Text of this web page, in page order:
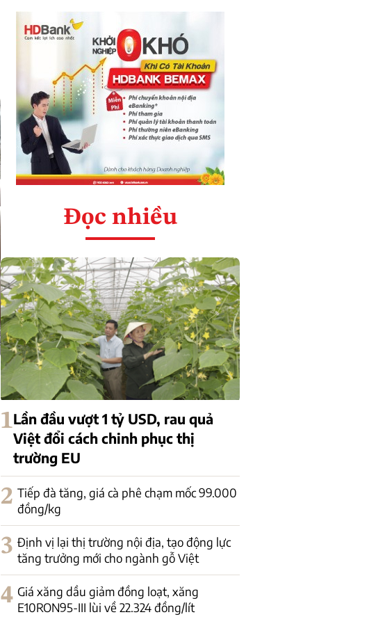
Đọc nhiều
1Lần đầu vượt 1 tỷ USD, rau quả
Việt đổi cách chinh phục thị
trường EU
2 Tiếp đà tăng, giá cà phê chạm mốc 99.000
đồng/kg
3 Định vị lại thị trường nội địa, tạo động lực
tăng trưởng mới cho ngành gỗ Việt
4 Giá xăng dầu giảm đồng loạt, xăng
E10RON95-III lùi về 22.324 đồng/lít